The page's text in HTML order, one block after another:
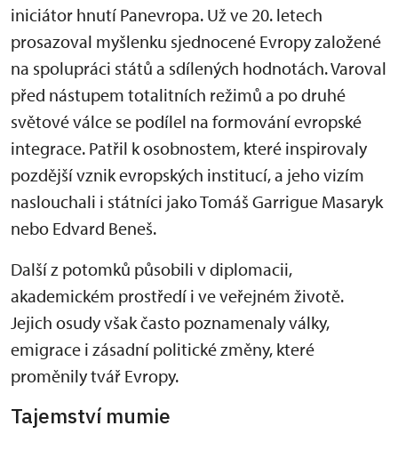
iniciátor hnutí Panevropa. Už ve 20. letech
prosazoval myšlenku sjednocené Evropy založené
na spolupráci států a sdílených hodnotách. Varoval
před nástupem totalitních režimů a po druhé
světové válce se podílel na formování evropské
integrace. Patřil k osobnostem, které inspirovaly
pozdější vznik evropských institucí, a jeho vizím
naslouchali i státníci jako Tomáš Garrigue Masaryk
nebo Edvard Beneš.
Další z potomků působili v diplomacii,
akademickém prostředí i ve veřejném životě.
Jejich osudy však často poznamenaly války,
emigrace i zásadní politické změny, které
proměnily tvář Evropy.
Tajemství mumie